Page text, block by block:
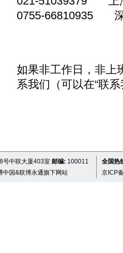
0755-66810935
如果非工作日，非上
系我们（可以在“联
号中联大厦403室 邮编: 100011
中国&联博永通旗下网站
全国热
京ICP